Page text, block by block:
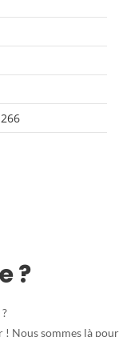
?
! Nous sommes là pour